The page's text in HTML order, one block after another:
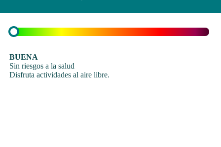
BUENA
Sin riesgos a la salud
Disfruta actividades al aire libre.